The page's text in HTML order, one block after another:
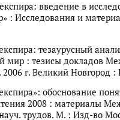
введение в
: Исследования и
тезаурусный
мир : тезисы докладов
2006 г. Великий Новгород
обоснование
2008 : материалы
трудов. М. : Изд-во